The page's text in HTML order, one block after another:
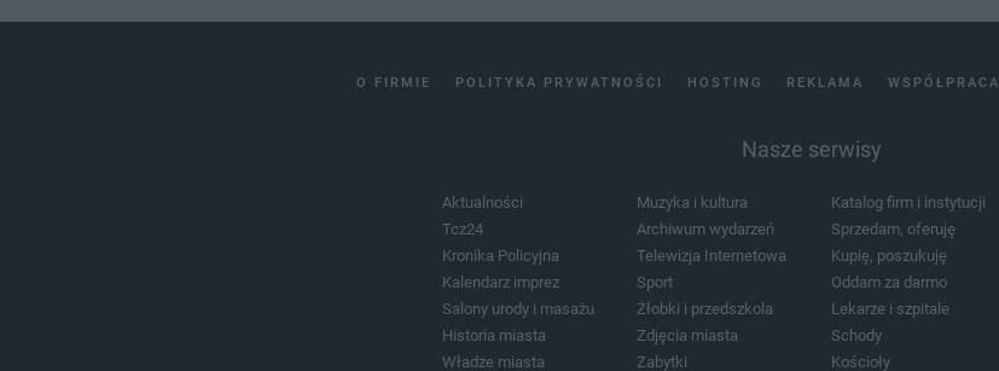
O FIRMIE POLITYKA PRYWATNOŚCI HOSTING REKLAMA WSPÓŁPRACA
Nasze serwisy
Aktualności
Tcz24
Kronika Policyjna
Kalendarz imprez
Salony urody i masażu
Historia miasta
Władze miasta
Muzyka i kultura
Archiwum wydarzeń
Telewizja Internetowa
Sport
Żłobki i przedszkola
Zdjęcia miasta
Zabytki
Katalog firm i instytucji
Sprzedam, oferuję
Kupię, poszukuję
Oddam za darmo
Lekarze i szpitale
Schody
Kościoły